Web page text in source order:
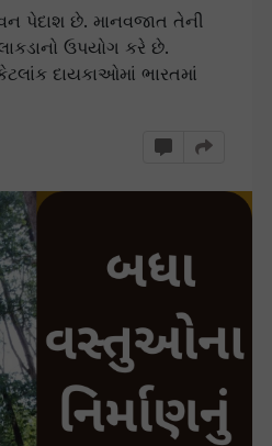
પેદાશ છે. માનવજાત તેની
ઉપયોગ કરે છે.
દાયકાઓમાં ભારતમાં